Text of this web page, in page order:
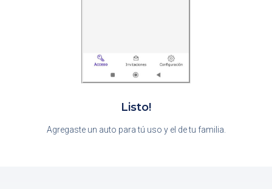
Listo!
Agregaste un auto para tú uso y el de tu familia.